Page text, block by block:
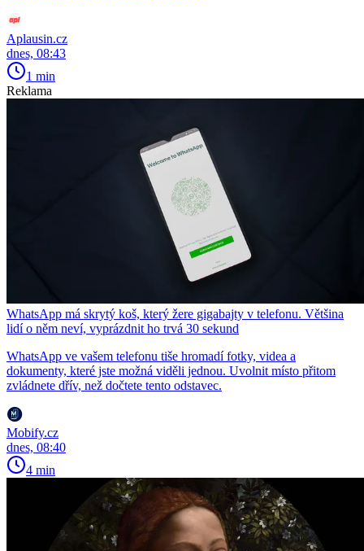
Aplausin.cz
dnes, 08:43
1 min
Reklama
WhatsApp má skrytý koš, který žere gigabajty v telefonu. Většina
lidí o něm neví, vyprázdnit ho trvá 30 sekund
WhatsApp ve vašem telefonu tiše hromadí fotky, videa a
dokumenty, které jste možná viděli jednou. Uvolnit místo přitom
zvládnete dřív, než dočtete tento odstavec.
Mobify.cz
dnes, 08:40
4 min